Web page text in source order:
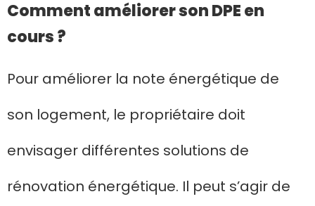
Comment améliorer son DPE en
cours ?
Pour améliorer la note énergétique de
son logement, le propriétaire doit
envisager différentes solutions de
rénovation énergétique. Il peut s’agir de